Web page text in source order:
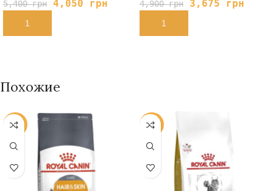
5,400грн 4,050 грн
В КОРЗИНУ
4,900грн 3,675 грн
В КОРЗИНУ
Похожие
-25% -25%